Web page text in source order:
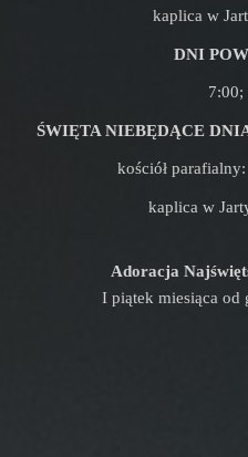
kaplica w
DNI
7:00;
ŚWIĘTA NIEBĘDĄCE
kościół
kaplica w
Adoracja
I piątek miesiąca od